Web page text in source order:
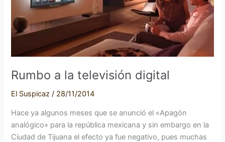
Rumbo a la televisión digital
El Suspicaz/ 28/11/2014
Hace ya algunos meses que se anunció el «Apagón
analógico» para la república mexicana y sin embargo en la
Ciudad de Tijuana el efecto ya fue negativo, pues muchas
digital